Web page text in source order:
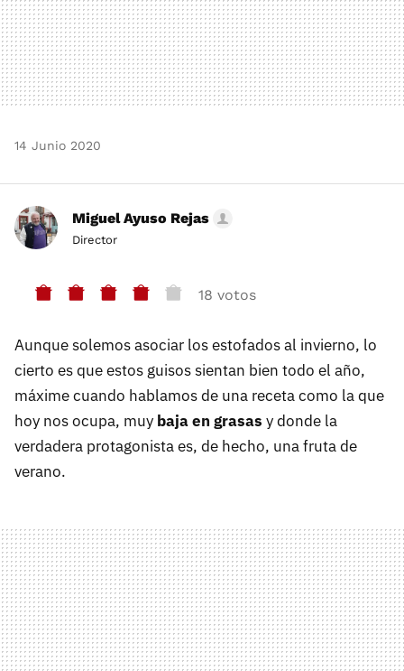
14 Junio 2020
Miguel Ayuso Rejas
Director
18 votos
Aunque solemos asociar los estofados al invierno, lo
cierto es que estos guisos sientan bien todo el año,
máxime cuando hablamos de una receta como la que
hoy nos ocupa, muy baja en grasas y donde la
verdadera protagonista es, de hecho, una fruta de
verano.